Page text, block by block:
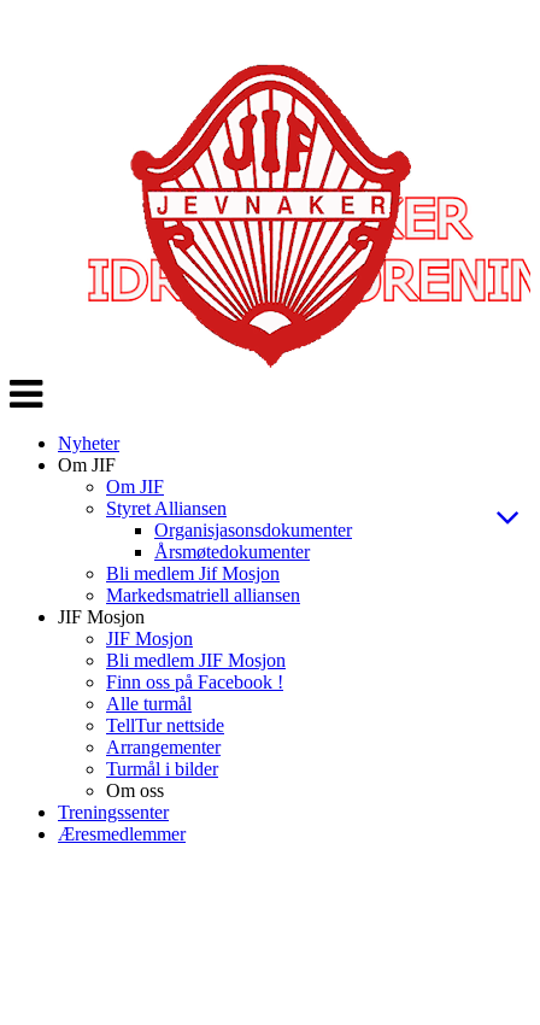
Veksle
navigasjon
Nyheter
Om JIF
Om JIF
Styret Alliansen
Organisjasonsdokumenter
Årsmøtedokumenter
Bli medlem Jif Mosjon
Markedsmatriell alliansen
JIF Mosjon
JIF Mosjon
Bli medlem JIF Mosjon
Finn oss på Facebook !
Alle turmål
TellTur nettside
Arrangementer
Turmål i bilder
Om oss
Treningssenter
Æresmedlemmer